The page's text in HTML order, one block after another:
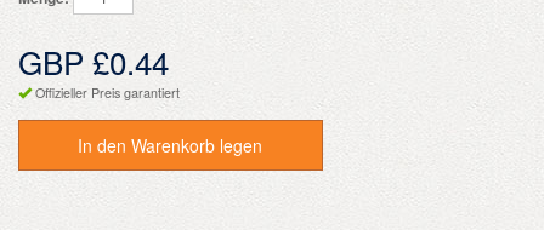
GBP £0.44
Offizieller Preis garantiert
In den Warenkorb legen